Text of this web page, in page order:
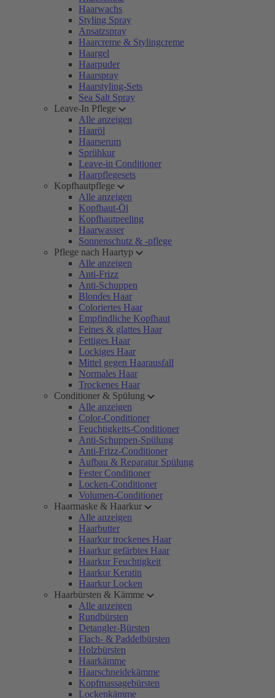
Haarwachs
Styling Spray
Ansatzspray
Haarcreme & Stylingcreme
Haargel
Haarpuder
Haarspray
Haarstyling-Sets
Sea Salt Spray
Leave-In Pflege
Alle anzeigen
Haaröl
Haarserum
Sprühkur
Leave-in Conditioner
Haarpflegesets
Kopfhautpflege
Alle anzeigen
Kopfhaut-Öl
Kopfhautpeeling
Haarwasser
Sonnenschutz & -pflege
Pflege nach Haartyp
Alle anzeigen
Anti-Frizz
Anti-Schuppen
Blondes Haar
Coloriertes Haar
Empfindliche Kopfhaut
Feines & glattes Haar
Fettiges Haar
Lockiges Haar
Mittel gegen Haarausfall
Normales Haar
Trockenes Haar
Conditioner & Spülung
Alle anzeigen
Color-Conditioner
Feuchtigkeits-Conditioner
Anti-Schuppen-Spülung
Anti-Frizz-Conditioner
Aufbau & Reparatur Spülung
Fester Conditioner
Locken-Conditioner
Volumen-Conditioner
Haarmaske & Haarkur
Alle anzeigen
Haarbutter
Haarkur trockenes Haar
Haarkur gefärbtes Haar
Haarkur Feuchtigkeit
Haarkur Keratin
Haarkur Locken
Haarbürsten & Kämme
Alle anzeigen
Rundbürsten
Detangler-Bürsten
Flach- & Paddelbürsten
Holzbürsten
Haarkämme
Haarschneidekämme
Kopfmassagebürsten
Lockenkämme